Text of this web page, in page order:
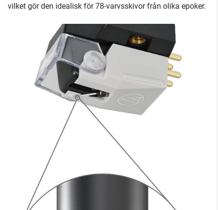
vilket gör den idealisk för 78-varvsskivor från olika epoker.